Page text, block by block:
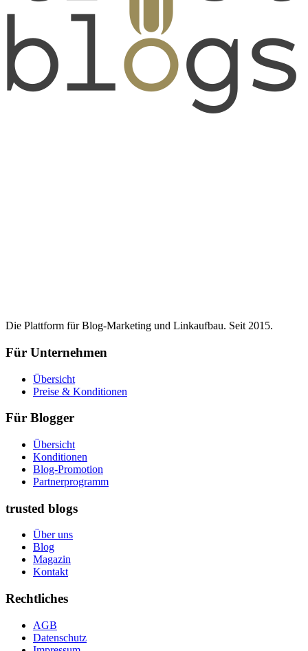
Die Plattform für Blog-Marketing und Linkaufbau. Seit 2015.
Für Unternehmen
Übersicht
Preise & Konditionen
Für Blogger
Übersicht
Konditionen
Blog-Promotion
Partnerprogramm
trusted blogs
Über uns
Blog
Magazin
Kontakt
Rechtliches
AGB
Datenschutz